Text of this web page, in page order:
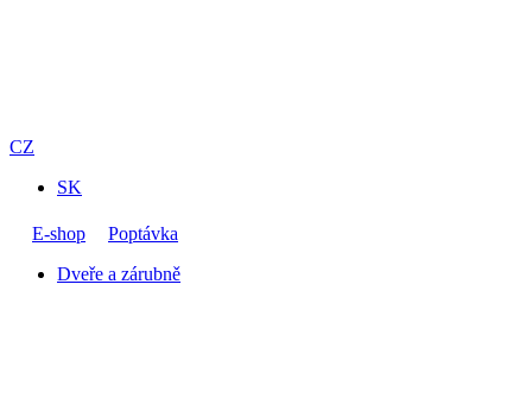
CZ
SK
E-shop
Poptávka
Dveře a zárubně